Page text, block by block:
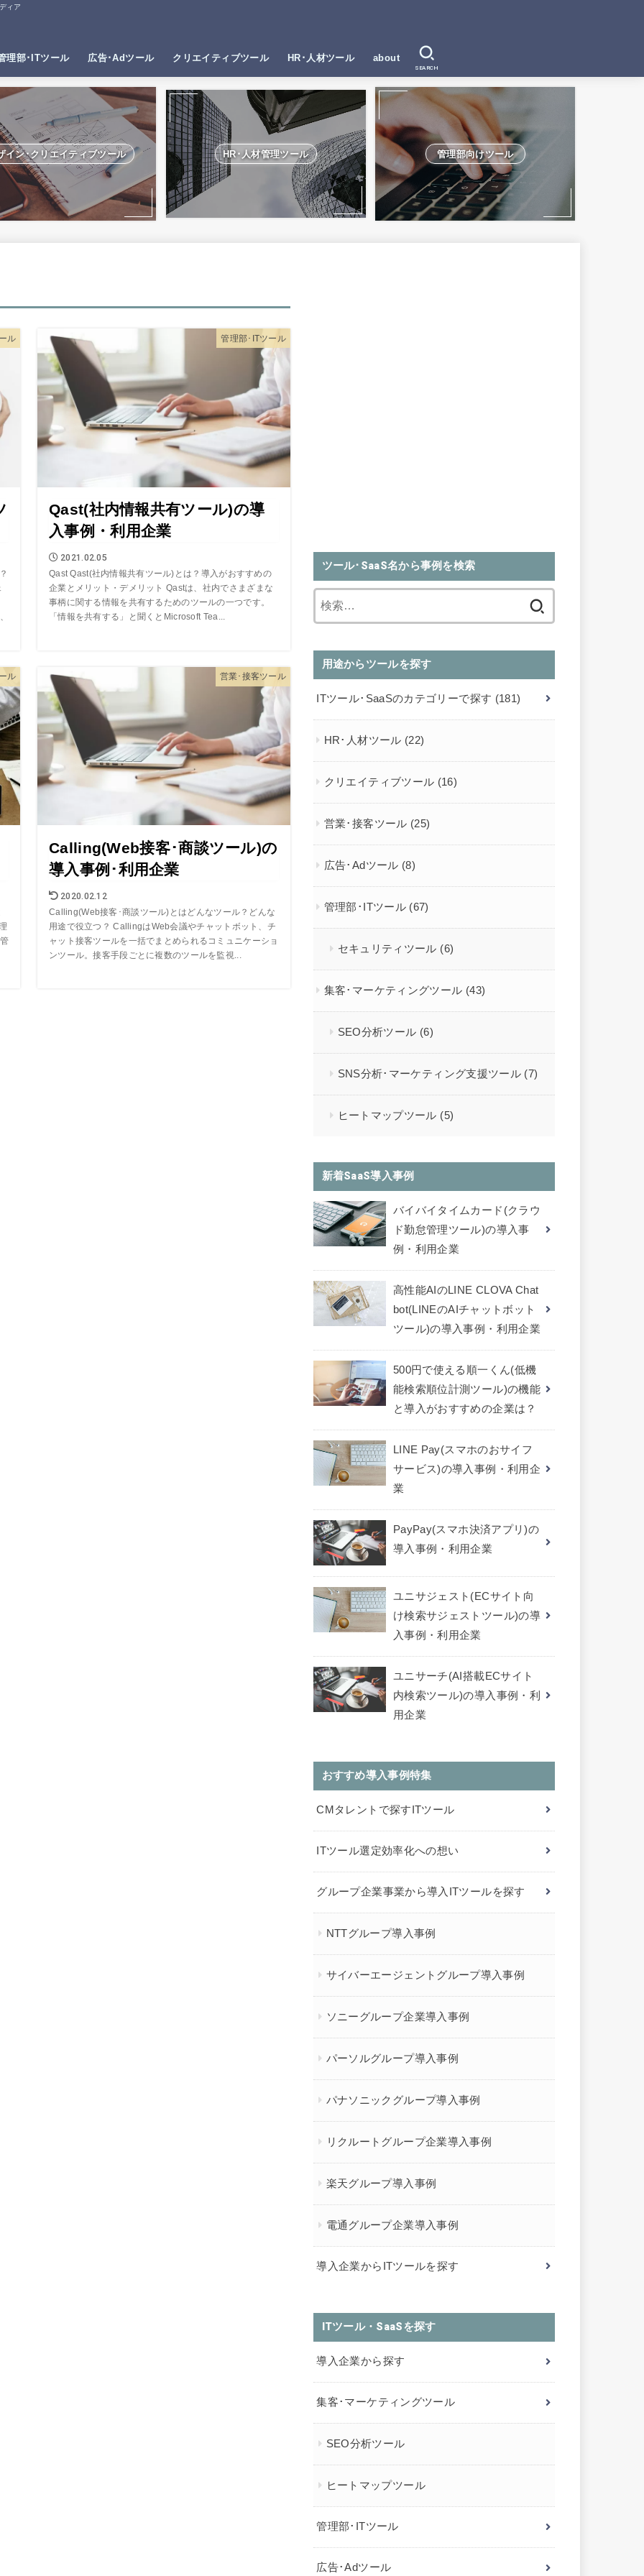
ィア
理部･ITツール 広告･Adツール クリエイティブツール HR･人材ツール about
SEARCH
イン･クリエイティブツール HR･人材管理ツール 管理部向けツール
ル 管理部･ITツール
Qast(社内情報共有ツール)の導
入事例・利用企業
2021.02.05
Qast Qast(社内情報共有ツール)とは？導入がおすすめの
企業とメリット・デメリット Qastは、社内でさまざまな
事柄に関する情報を共有するためのツールの一つです。
「情報を共有する」と聞くとMicrosoft Tea...
ル 営業･接客ツール
Calling(Web接客･商談ツール)の
導入事例･利用企業
2020.02.12
Calling(Web接客･商談ツール)とはどんなツール？どんな
用途で役立つ？ CallingはWeb会議やチャットボット、チ
ャット接客ツールを一括でまとめられるコミュニケーショ
ンツール。接客手段ごとに複数のツールを監視...
ツール･SaaS名から事例を検索
用途からツールを探す
ITツール･SaaSのカテゴリーで探す (181)
HR･人材ツール (22)
クリエイティブツール (16)
営業･接客ツール (25)
広告･Adツール (8)
管理部･ITツール (67)
セキュリティツール (6)
集客･マーケティングツール (43)
SEO分析ツール (6)
SNS分析･マーケティング支援ツール (7)
ヒートマップツール (5)
新着SaaS導入事例
バイバイタイムカード(クラウ
ド勤怠管理ツール)の導入事
例・利用企業
高性能AIのLINE CLOVA Chat
bot(LINEのAIチャットボット
ツール)の導入事例・利用企業
500円で使える順一くん(低機
能検索順位計測ツール)の機能
と導入がおすすめの企業は？
LINE Pay(スマホのおサイフ
サービス)の導入事例・利用企
業
PayPay(スマホ決済アプリ)の
導入事例・利用企業
ユニサジェスト(ECサイト向
け検索サジェストツール)の導
入事例・利用企業
ユニサーチ(AI搭載ECサイト
内検索ツール)の導入事例・利
用企業
おすすめ導入事例特集
CMタレントで探すITツール
ITツール選定効率化への想い
グループ企業事業から導入ITツールを探す
NTTグループ導入事例
サイバーエージェントグループ導入事例
ソニーグループ企業導入事例
パーソルグループ導入事例
パナソニックグループ導入事例
リクルートグループ企業導入事例
楽天グループ導入事例
電通グループ企業導入事例
導入企業からITツールを探す
ITツール・SaaSを探す
導入企業から探す
集客･マーケティングツール
SEO分析ツール
ヒートマップツール
管理部･ITツール
広告･Adツール